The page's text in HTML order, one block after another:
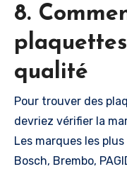
8.
qualité
Pour trouver des
devriez vérifier la
Les marques les
Bosch, Brembo,